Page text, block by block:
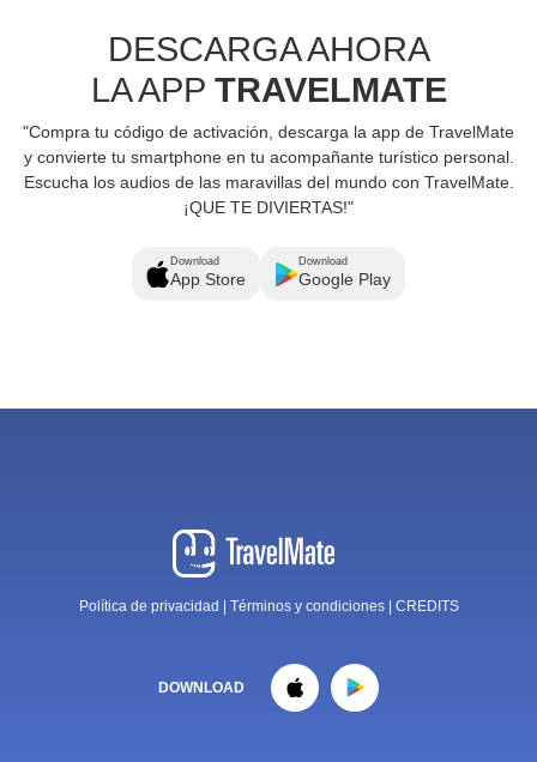
DESCARGA AHORA
LA APP TRAVELMATE
"Compra tu código de activación, descarga la app de TravelMate
y convierte tu smartphone en tu acompañante turístico personal.
Escucha los audios de las maravillas del mundo con TravelMate.
¡QUE TE DIVIERTAS!"
Download
App Store
Download
Google Play
Política de privacidad Términos y condiciones CREDITS
DOWNLOAD